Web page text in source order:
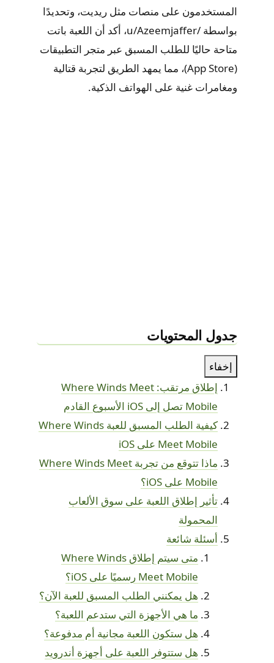
المستخدمون على منصات مثل ريديت، وتحديدًا
بواسطة /u/Azeemjaffer، أكد أن اللعبة باتت
متاحة حاليًا للطلب المسبق عبر متجر التطبيقات
(App Store)، مما يمهد الطريق لتجربة قتالية
ومغامرات غنية على الهواتف الذكية.
جدول المحتويات
إخفاء
إطلاق مرتقب: Where Winds Meet
Mobile تصل إلى iOS الأسبوع القادم
كيفية الطلب المسبق للعبة Where Winds
Meet Mobile على iOS
ماذا تتوقع من تجربة Where Winds Meet
Mobile على iOS؟
تأثير إطلاق اللعبة على سوق الألعاب
المحمولة
أسئلة شائعة
متى سيتم إطلاق Where Winds
Meet Mobile رسميًا على iOS؟
هل يمكنني الطلب المسبق للعبة الآن؟
ما هي الأجهزة التي ستدعم اللعبة؟
هل ستكون اللعبة مجانية أم مدفوعة؟
هل ستتوفر اللعبة على أجهزة أندرويد